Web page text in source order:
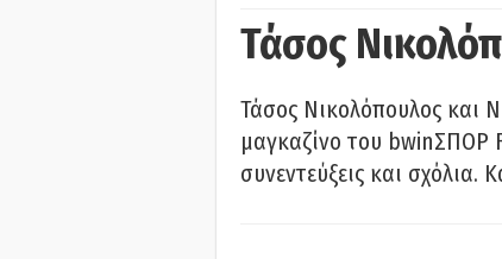
Τάσος
Τάσος Νικολόπουλος και
μαγκαζίνο του bwinΣΠΟΡ
συνεντεύξεις και σχόλια.